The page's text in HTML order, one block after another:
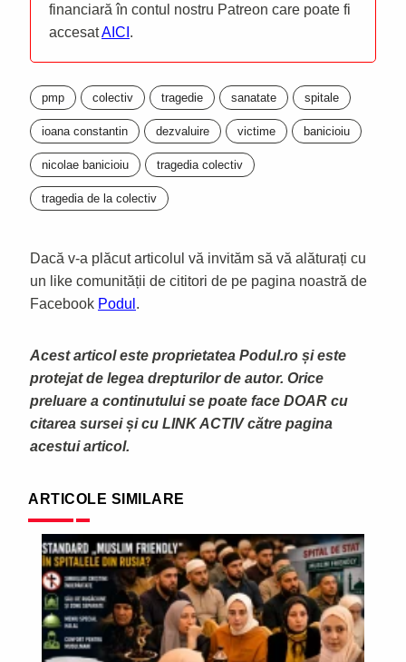
financiară în contul nostru Patreon care poate fi
accesatAICI .
pmp colectiv tragedie sanatate spitale
ioana constantin dezvaluire victime banicioiu
nicolae banicioiu tragedia colectiv
tragedia de la colectiv
Dacă v-a plăcut articolul vă invităm să vă alăturați cu
un like comunității de cititori de pe pagina noastră de
Facebook Podul .
Acest articol este proprietatea Podul.ro și este
protejat de legea drepturilor de autor. Orice
preluare a continutului se poate face DOAR cu
citarea sursei și cu LINK ACTIV către pagina
acestui articol.
ARTICOLE SIMILARE